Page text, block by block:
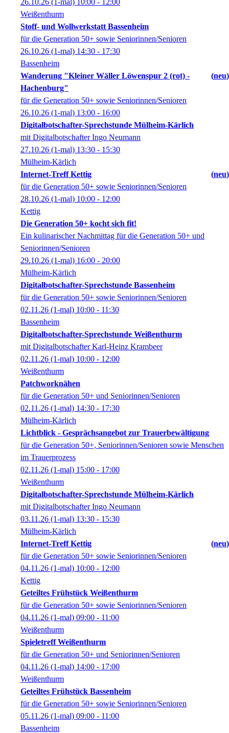
26.10.26 (1-mal) 10:00 - 12:00
Weißenthurm
Stoff- und Wollwerkstatt Bassenheim
für die Generation 50+ sowie Seniorinnen/Senioren
26.10.26 (1-mal) 14:30 - 17:30
Bassenheim
Wanderung "Kleiner Wäller Löwenspur 2 (rot) -
Hachenburg"
neu
für die Generation 50+ sowie Seniorinnen/Senioren
26.10.26 (1-mal) 13:00 - 16:00
Digitalbotschafter-Sprechstunde Mülheim-Kärlich
mit Digitalbotschafter Ingo Neumann
27.10.26 (1-mal) 13:30 - 15:30
Mülheim-Kärlich
Internet-Treff Kettig
neu
für die Generation 50+ sowie Seniorinnen/Senioren
28.10.26 (1-mal) 10:00 - 12:00
Kettig
Die Generation 50+ kocht sich fit!
Ein kulinarischer Nachmittag für die Generation 50+ und
Seniorinnen/Senioren
29.10.26 (1-mal) 16:00 - 20:00
Mülheim-Kärlich
Digitalbotschafter-Sprechstunde Bassenheim
für die Generation 50+ sowie Seniorinnen/Senioren
02.11.26 (1-mal) 10:00 - 11:30
Bassenheim
Digitalbotschafter-Sprechstunde Weißenthurm
mit Digitalbotschafter Karl-Heinz Krambeer
02.11.26 (1-mal) 10:00 - 12:00
Weißenthurm
Patchworknähen
für die Generation 50+ und Seniorinnen/Senioren
02.11.26 (1-mal) 14:30 - 17:30
Mülheim-Kärlich
Lichtblick - Gesprächsangebot zur Trauerbewältigung
für die Generation 50+, Seniorinnen/Senioren sowie Menschen
im Trauerprozess
02.11.26 (1-mal) 15:00 - 17:00
Weißenthurm
Digitalbotschafter-Sprechstunde Mülheim-Kärlich
mit Digitalbotschafter Ingo Neumann
03.11.26 (1-mal) 13:30 - 15:30
Mülheim-Kärlich
Internet-Treff Kettig
neu
für die Generation 50+ sowie Seniorinnen/Senioren
04.11.26 (1-mal) 10:00 - 12:00
Kettig
Geteiltes Frühstück Weißenthurm
für die Generation 50+ sowie Seniorinnen/Senioren
04.11.26 (1-mal) 09:00 - 11:00
Weißenthurm
Spieletreff Weißenthurm
für die Generation 50+ und Seniorinnen/Senioren
04.11.26 (1-mal) 14:00 - 17:00
Weißenthurm
Geteiltes Frühstück Bassenheim
für die Generation 50+ sowie Seniorinnen/Senioren
05.11.26 (1-mal) 09:00 - 11:00
Bassenheim